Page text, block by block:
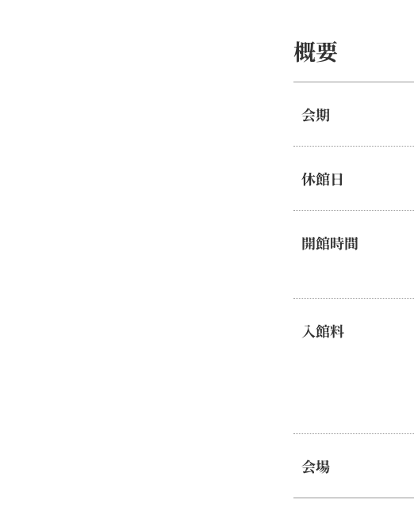
概要
会期
休館日
開館時間
入館料
会場